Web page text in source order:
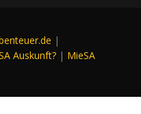
|
Auskunft? | MieSA